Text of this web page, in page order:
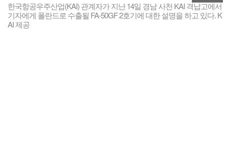
한국항공우주산업(KAI) 관계자가 지난 14일 경남 사천 KAI 격납고에서
기자에게 폴란드로 수출될 FA-50GF 2호기에 대한 설명을 하고 있다. K
AI 제공